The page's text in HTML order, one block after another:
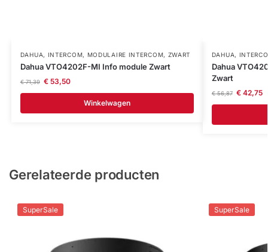
DAHUA, INTERCOM, MODULAIRE INTERCOM, ZWART
Dahua VTO4202F-MI Info module Zwart
€71,39 €53,50
Winkelwagen
DAHUA,
Dahua
Zwart
€56,87 €42,75
Gerelateerde producten
SuperSale SuperSale